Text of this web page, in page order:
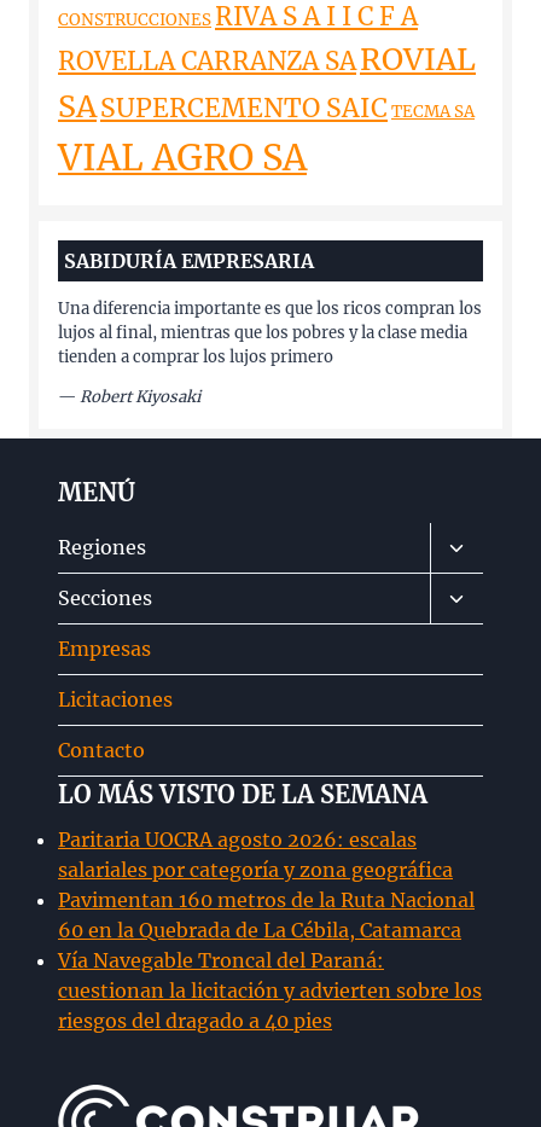
CONSTRUCCIONES RIVA S A I I C F A
ROVELLA CARRANZA SAROVIAL
SASUPERCEMENTO SAIC TECMA SA
VIAL AGRO SA
SABIDURÍA EMPRESARIA
Una diferencia importante es que los ricos compran los
lujos al final, mientras que los pobres y la clase media
tienden a comprar los lujos primero
— Robert Kiyosaki
MENÚ
Regiones
Alternar
menú
hijo
Secciones
Alternar
menú
Empresas
Licitaciones
Contacto
LO MÁS VISTO DE LA SEMANA
Paritaria UOCRA agosto 2026: escalas
salariales por categoría y zona geográfica
Pavimentan 160 metros de la Ruta Nacional
60 en la Quebrada de La Cébila, Catamarca
Vía Navegable Troncal del Paraná:
cuestionan la licitación y advierten sobre los
riesgos del dragado a 40 pies